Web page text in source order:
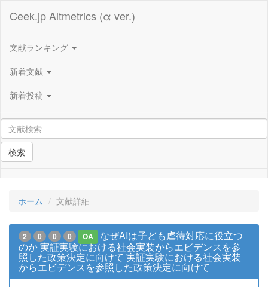
Ceek.jp Altmetrics (α ver.)
文献ランキング
新着文献
新着投稿
検索
ホーム 文献詳細
2 0 0 0 OA
なぜAIは子ども虐待対応に役立つ
のか 実証実験における社会実装からエビデンスを参
照した政策決定に向けて 実証実験における社会実装
からエビデンスを参照した政策決定に向けて